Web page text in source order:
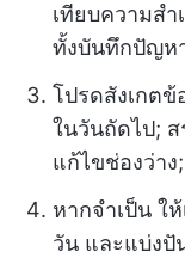
เทียบความส
ทั้งบันทึกปัญห
โปรดสังเกต
ในวันถัดไป; ส
แก้ไขช่องว่า
หากจำเป็น ใ
วัน และแบ่งปั